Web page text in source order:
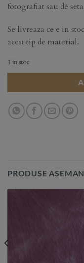
fotografiat sau de
Se livreaza ce e in
acest tip de material.
1 in stoc
PRODUSE